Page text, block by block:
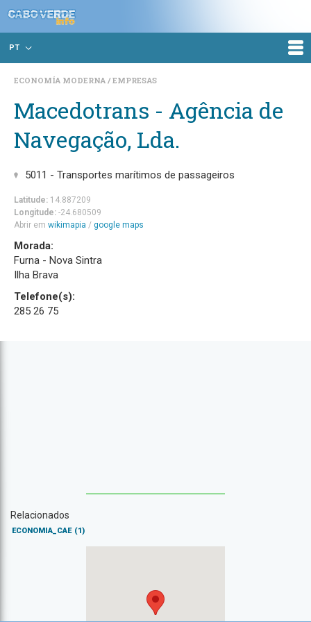
PT
ECONOMÍA MODERNA EMPRESAS
Macedotrans - Agência de
Navegação, Lda.
5011 - Transportes marítimos de passageiros
Latitude: 14.887209
Longitude: -24.680509
Abrir em wikimapia / google maps
Morada:
Furna - Nova Sintra
Ilha Brava
Telefone(s):
285 26 75
Relacionados
ECONOMIA_CAE (1)